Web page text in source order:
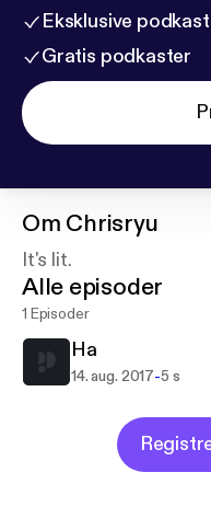
Eksklusive
Gratis podkaster
Om Chrisryu
It's lit.
Alle episoder
1 Episoder
Ha
14. aug. 2017-5 s